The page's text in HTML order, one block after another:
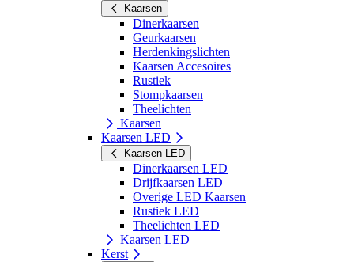
Kaarsen
Dinerkaarsen
Geurkaarsen
Herdenkingslichten
Kaarsen Accesoires
Rustiek
Stompkaarsen
Theelichten
Kaarsen
Kaarsen LED
Kaarsen LED
Dinerkaarsen LED
Drijfkaarsen LED
Overige LED Kaarsen
Rustiek LED
Theelichten LED
Kaarsen LED
Kerst